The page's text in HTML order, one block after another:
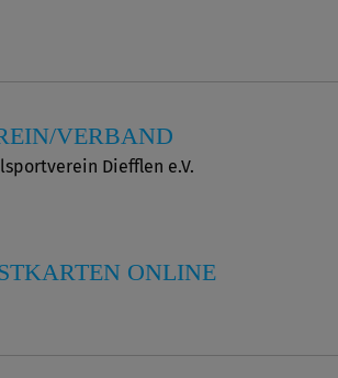
VERBAND
Diefflen e.V.
ONLINE